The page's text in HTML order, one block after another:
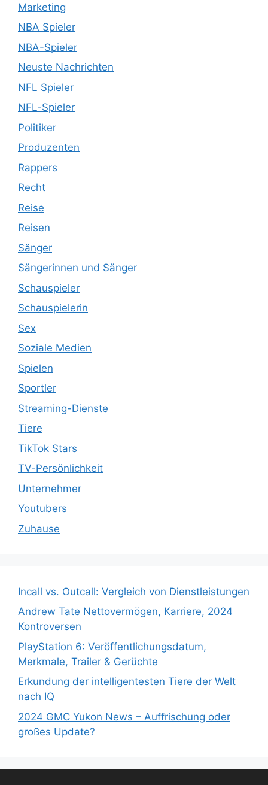
Marketing
NBA Spieler
NBA-Spieler
Neuste Nachrichten
NFL Spieler
NFL-Spieler
Politiker
Produzenten
Rappers
Recht
Reise
Reisen
Sänger
Sängerinnen und Sänger
Schauspieler
Schauspielerin
Sex
Soziale Medien
Spielen
Sportler
Streaming-Dienste
Tiere
TikTok Stars
TV-Persönlichkeit
Unternehmer
Youtubers
Zuhause
Incall vs. Outcall: Vergleich von Dienstleistungen
Andrew Tate Nettovermögen, Karriere, 2024
Kontroversen
PlayStation 6: Veröffentlichungsdatum,
Merkmale, Trailer & Gerüchte
Erkundung der intelligentesten Tiere der Welt
nach IQ
2024 GMC Yukon News – Auffrischung oder
großes Update?